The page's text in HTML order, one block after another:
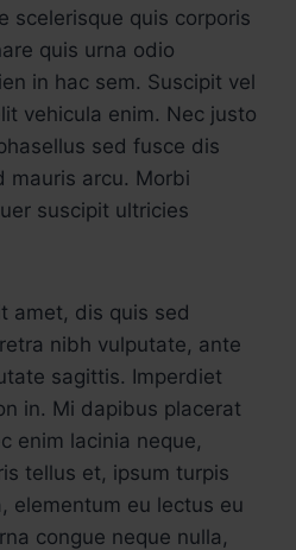
scelerisque quis corporis
quis urna odio
in hac sem. Suscipit vel
vehicula enim. Nec justo
sed fusce dis
mauris arcu. Morbi
suscipit ultricies
amet, dis quis sed
nibh vulputate, ante
sagittis. Imperdiet
in. Mi dapibus placerat
enim lacinia neque,
tellus et, ipsum turpis
elementum eu lectus eu
congue neque nulla,